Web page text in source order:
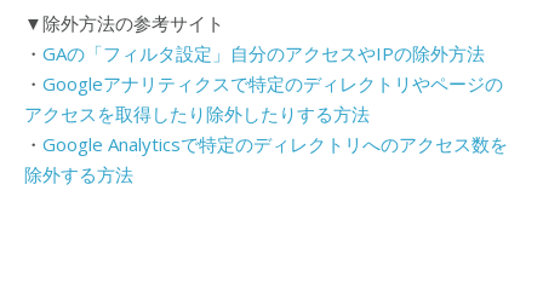
▼除外方法の参考サイト
・ GAの「フィルタ設定」自分のアクセスやIPの除外方法
・ Googleアナリティクスで特定のディレクトリやページの
アクセスを取得したり除外したりする方法
・ Google Analyticsで特定のディレクトリへのアクセス数を
除外する方法